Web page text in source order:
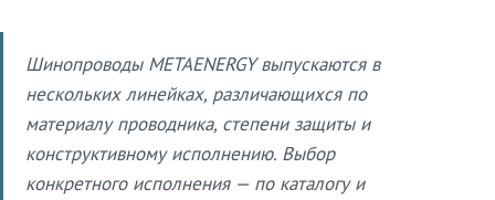
Шинопроводы METAENERGY выпускаются в
нескольких линейках, различающихся по
материалу проводника, степени защиты и
конструктивному исполнению. Выбор
конкретного исполнения — по каталогу и